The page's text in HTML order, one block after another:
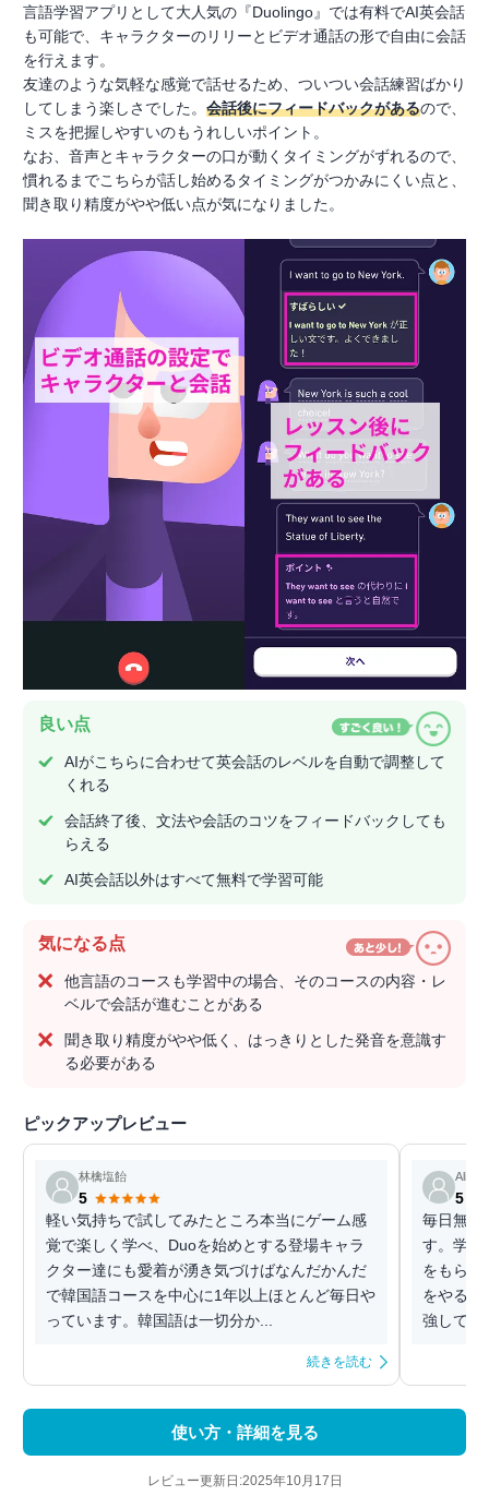
言語学習アプリとして大人気の『Duolingo』では有料でAI英会話
も可能で、キャラクターのリリーとビデオ通話の形で自由に会話
を行えます。
友達のような気軽な感覚で話せるため、ついつい会話練習ばかり
してしまう楽しさでした。 会話後にフィードバックがあるので、
ミスを把握しやすいのもうれしいポイント。
なお、音声とキャラクターの口が動くタイミングがずれるので、
慣れるまでこちらが話し始めるタイミングがつかみにくい点と、
聞き取り精度がやや低い点が気になりました。
良い点
AIがこちらに合わせて英会話のレベルを自動で調整して
くれる
会話終了後、文法や会話のコツをフィードバックしても
らえる
AI英会話以外はすべて無料で学習可能
気になる点
他言語のコースも学習中の場合、そのコースの内容・レ
ベルで会話が進むことがある
聞き取り精度がやや低く、はっきりとした発音を意識す
る必要がある
ピックアップレビュー
林檎塩飴
5
軽い気持ちで試してみたところ本当にゲーム感
覚で楽しく学べ、Duoを始めとする登場キャラ
クター達にも愛着が湧き気づけばなんだかんだ
で韓国語コースを中心に1年以上ほとんど毎日や
っています。韓国語は一切分か...
続きを読む
5
毎日無理
す。学習
をもらえ
をやるこ
強してい
使い方・詳細を見る
レビュー更新日:2025年10月17日